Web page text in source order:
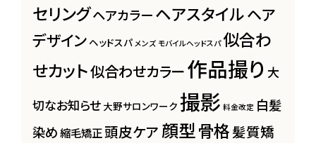
セリングヘアカラーヘアスタイルヘア
デザイン ヘッドスパ メンズ モバイルヘッドスパ 似合わ
せカット似合わせカラー作品撮り 大
切なお知らせ 大野サロンワーク 撮影 料金改定 白髪
染め縮毛矯正頭皮ケア 顔型骨格髪質矯